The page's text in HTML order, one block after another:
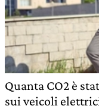
Quanta CO2 è
sui veicoli